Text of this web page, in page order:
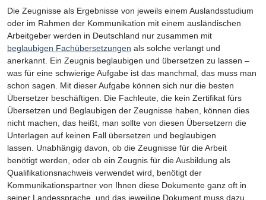
Die Zeugnisse als Ergebnisse von jeweils einem Auslandsstudium
oder im Rahmen der Kommunikation mit einem ausländischen
Arbeitgeber werden in Deutschland nur zusammen mit
beglaubigen Fachübersetzungen als solche verlangt und
anerkannt. Ein Zeugnis beglaubigen und übersetzen zu lassen –
was für eine schwierige Aufgabe ist das manchmal, das muss man
schon sagen. Mit dieser Aufgabe können sich nur die besten
Übersetzer beschäftigen. Die Fachleute, die kein Zertifikat fürs
Übersetzen und Beglaubigen der Zeugnisse haben, können dies
nicht machen, das heißt, man sollte von diesen Übersetzern die
Unterlagen auf keinen Fall übersetzen und beglaubigen
lassen. Unabhängig davon, ob die Zeugnisse für die Arbeit
benötigt werden, oder ob ein Zeugnis für die Ausbildung als
Qualifikationsnachweis verwendet wird, benötigt der
Kommunikationspartner von Ihnen diese Dokumente ganz oft in
seiner Landessprache, und das jeweilige Dokument muss dazu